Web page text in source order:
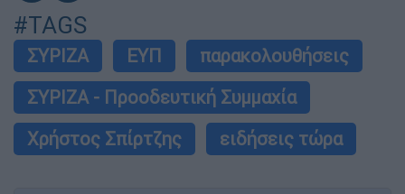
#TAGS
ΣΥΡΙΖΑ ΕΥΠ
παρακολουθήσεις
ΣΥΡΙΖΑ - Προοδευτική Συμμαχία
Χρήστος Σπίρτζης
ειδήσεις τώρα